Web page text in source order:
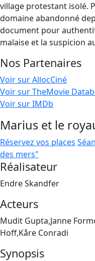
village protestant isolé.
domaine abandonné
document pour
malaise et la suspicion
Nos Partenaires
Voir sur AllocCiné
Voir sur TheMovie
Voir sur IMDb
Marius et le
Réservez vos places
des mers"
Réalisateur
Endre Skandfer
Acteurs
Mudit Gupta,Janne
Hoff,Kåre Conradi
Synopsis